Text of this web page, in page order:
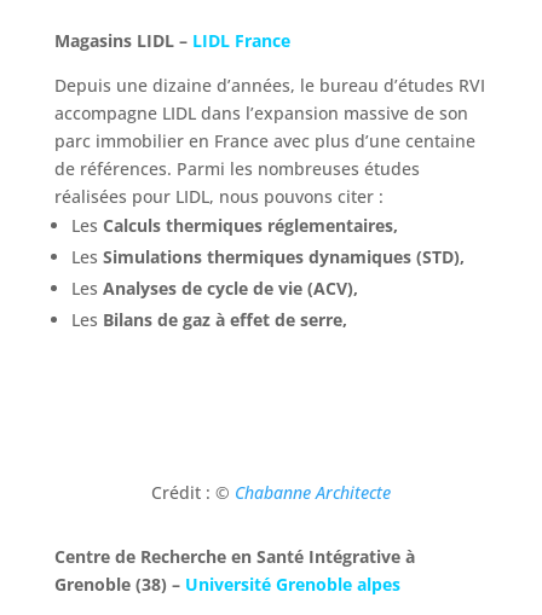
Magasins LIDL – LIDL France
Depuis une dizaine d’années, le bureau d’études RVI
accompagne LIDL dans l’expansion massive de son
parc immobilier en France avec plus d’une centaine
de références. Parmi les nombreuses études
réalisées pour LIDL, nous pouvons citer :
Les Calculs thermiques réglementaires,
Les Simulations thermiques dynamiques (STD),
Les Analyses de cycle de vie (ACV),
Les Bilans de gaz à effet de serre,
Crédit : © Chabanne Architecte
Centre de Recherche en Santé Intégrative à
Grenoble (38) – Université Grenoble alpes